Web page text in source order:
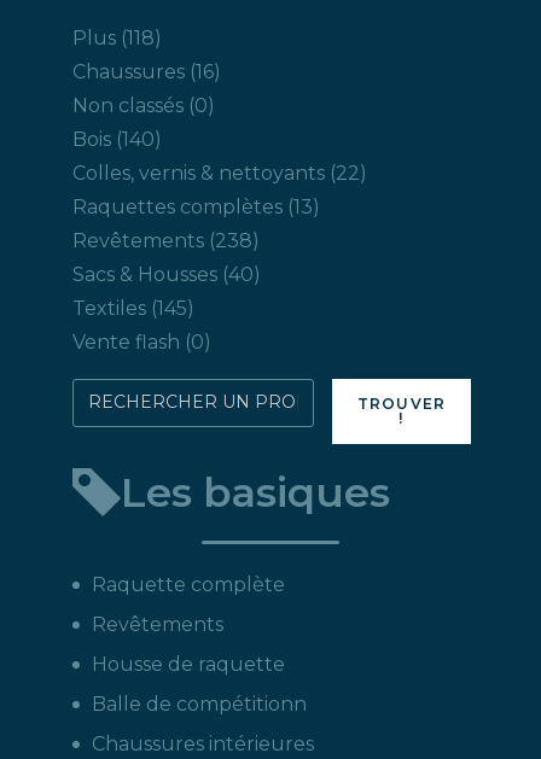
Plus 118118
produits
Chaussures 1616
produits
Non classés 00
Bois 140140
produits
Colles, vernis & nettoyants 2222
Raquettes complètes 1313
Revêtements 238238
produits
Sacs & Housses 4040
Textiles 145145
produits
Vente flash 00
Rechercher
directement
produit
:
TROUVER
!
Les basiques
Raquette complète
Revêtements
Housse de raquette
Balle de compétitionn
Chaussures intérieures